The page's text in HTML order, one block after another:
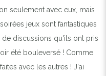
seulement avec eux, mais
jeux sont fantastiques
discussions qu'ils ont pris
été bouleversé ! Comme
avec les autres ! J'ai